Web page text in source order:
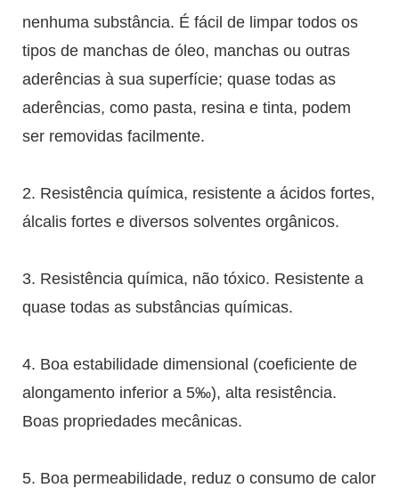
nenhuma substância. É fácil de limpar todos os
tipos de manchas de óleo, manchas ou outras
aderências à sua superfície; quase todas as
aderências, como pasta, resina e tinta, podem
ser removidas facilmente.
2. Resistência química, resistente a ácidos fortes,
álcalis fortes e diversos solventes orgânicos.
3. Resistência química, não tóxico. Resistente a
quase todas as substâncias químicas.
4. Boa estabilidade dimensional (coeficiente de
alongamento inferior a 5‰), alta resistência.
Boas propriedades mecânicas.
5. Boa permeabilidade, reduz o consumo de calor